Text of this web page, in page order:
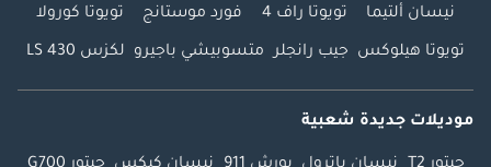
نيسان ألتيما تويوتا راف 4 فورد موستانج تويوتا كورولا
تويوتا هيلوكس جيب رانجلر متسوبيشي باجيرو لكزس LS 430
موديلات جديدة شعبية